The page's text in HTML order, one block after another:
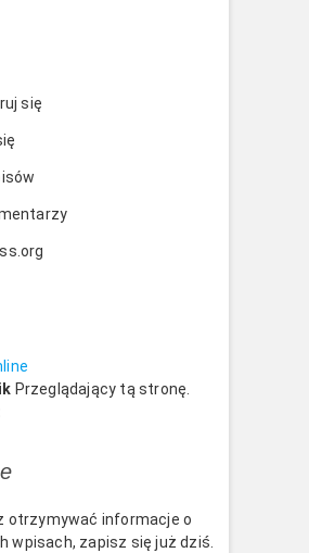
się
Przeglądający tą stronę.
otrzymywać informacje o
wpisach, zapisz się już dziś.